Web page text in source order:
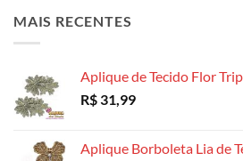
ser
página
do
na
MAIS RECENTES
Aplique de Tecido Flor
R$ 31,99
Aplique Borboleta Lia de